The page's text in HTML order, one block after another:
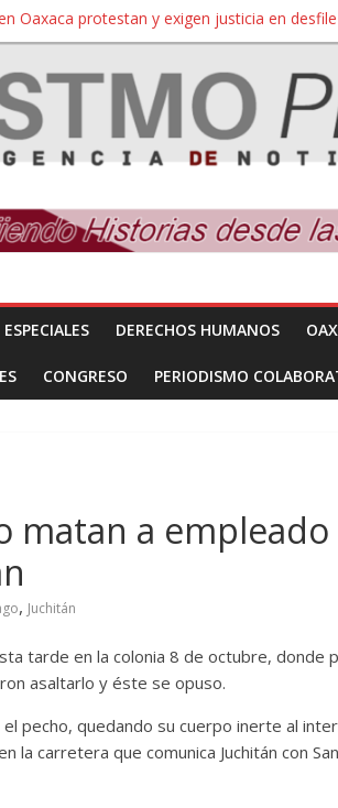
Oaxaca protestan y exigen justicia en
de su territorio para construir un
ilegal de material pétreo de gravera Oyamel
Oaxaca; ahora pescadores de Salinas del
DOWN
ESPECIALES DERECHOS HUMANOS
CONGRESO PERIODISMO
matan a
, Juchitán
tarde en la colonia 8 de octubre, donde
asaltarlo y éste se opuso.
pecho, quedando su cuerpo inerte al
la carretera que comunica Juchitán con